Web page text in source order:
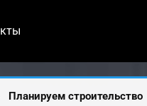
Планируем строительство